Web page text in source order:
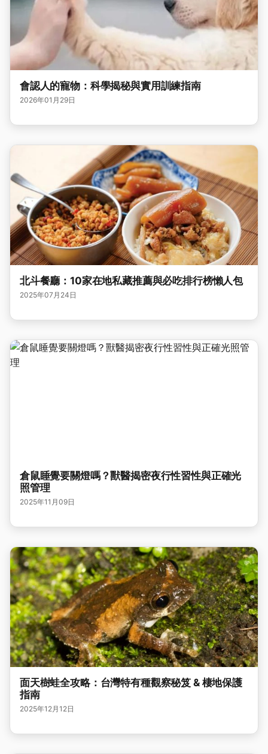
會認人的寵物：科學揭秘與實用訓練指南
2026年01月29日
北斗餐廳：10家在地私藏推薦與必吃排行榜懶人包
2025年07月24日
倉鼠睡覺要關燈嗎？獸醫揭密夜行性習性與正確光
照管理
2025年11月09日
面天樹蛙全攻略：台灣特有種觀察秘笈 & 棲地保護
指南
2025年12月12日